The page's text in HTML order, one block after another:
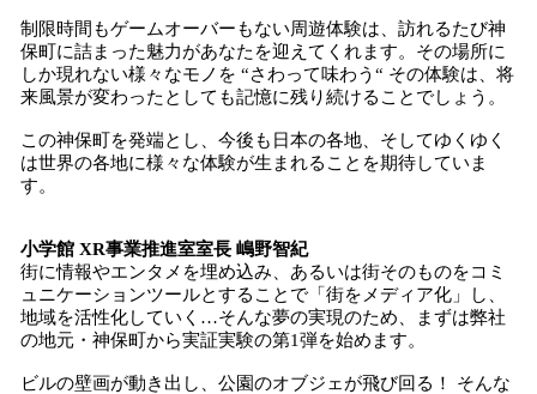
制限時間もゲームオーバーもない周遊体験は、訪れるたび神
保町に詰まった魅力があなたを迎えてくれます。その場所に
しか現れない様々なモノを “さわって味わう“ その体験は、将
来風景が変わったとしても記憶に残り続けることでしょう。
この神保町を発端とし、今後も日本の各地、そしてゆくゆく
は世界の各地に様々な体験が生まれることを期待していま
す。
小学館 XR事業推進室室長 嶋野智紀
街に情報やエンタメを埋め込み、あるいは街そのものをコミ
ュニケーションツールとすることで「街をメディア化」し、
地域を活性化していく…そんな夢の実現のため、まずは弊社
の地元・神保町から実証実験の第1弾を始めます。
ビルの壁画が動き出し、公園のオブジェが飛び回る！ そんな